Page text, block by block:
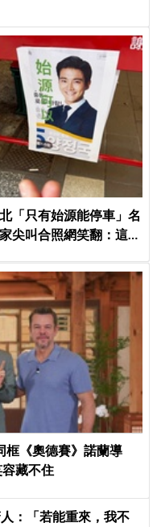
「只有始源能停車」名
尖叫合照網笑翻：這輩
框《奧德賽》諾蘭導
藏不住
：「若能重來，我不